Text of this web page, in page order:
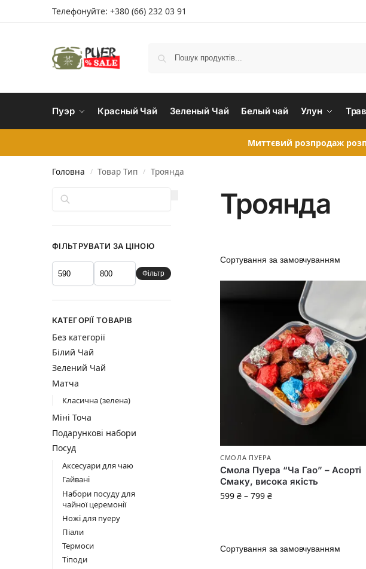
Телефонуйте: +380 (66) 232 03 91
Пуэр Красный Чай Зеленый Чай Белый чай Улун
Миттєвий розпродаж
Головна / Товар Тип / Троянда
Троянда
СМОЛА ПУЕРА
Смола Пуера “Ча Гао” – Асорті
Смаку, висока якість
599 ₴ – 799 ₴
ФІЛЬТРУВАТИ ЗА ЦІНОЮ
Фільтр
КАТЕГОРІЇ ТОВАРІВ
Без категорії
Білий Чай
Зелений Чай
Матча
Класична (зелена)
Міні Точа
Подарункові набори
Посуд
Аксесуари для чаю
Гайвані
Набори посуду для
чайної церемонії
Ножі для пуеру
Піали
Термоси
Тіподи